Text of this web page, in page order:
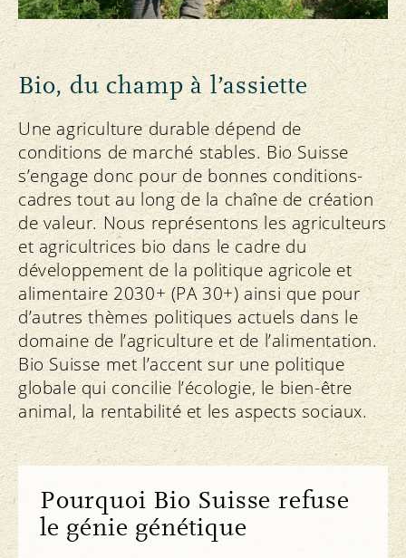
Bio, du champ à l’assiette
Une agriculture durable dépend de
conditions de marché stables. Bio Suisse
s’engage donc pour de bonnes conditions-
cadres tout au long de la chaîne de création
de valeur. Nous représentons les agriculteurs
et agricultrices bio dans le cadre du
développement de la politique agricole et
alimentaire 2030+ (PA 30+) ainsi que pour
d’autres thèmes politiques actuels dans le
domaine de l’agriculture et de l’alimentation.
Bio Suisse met l’accent sur une politique
globale qui concilie l’écologie, le bien-être
animal, la rentabilité et les aspects sociaux.
Pourquoi Bio Suisse refuse
le génie génétique